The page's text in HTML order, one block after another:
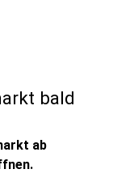
bald
ab